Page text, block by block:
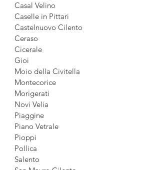
Casal Velino
Caselle in Pittari
Castelnuovo Cilento
Ceraso
Cicerale
Gioi
Moio della Civitella
Montecorice
Morigerati
Novi Velia
Piaggine
Piano Vetrale
Pioppi
Pollica
Salento